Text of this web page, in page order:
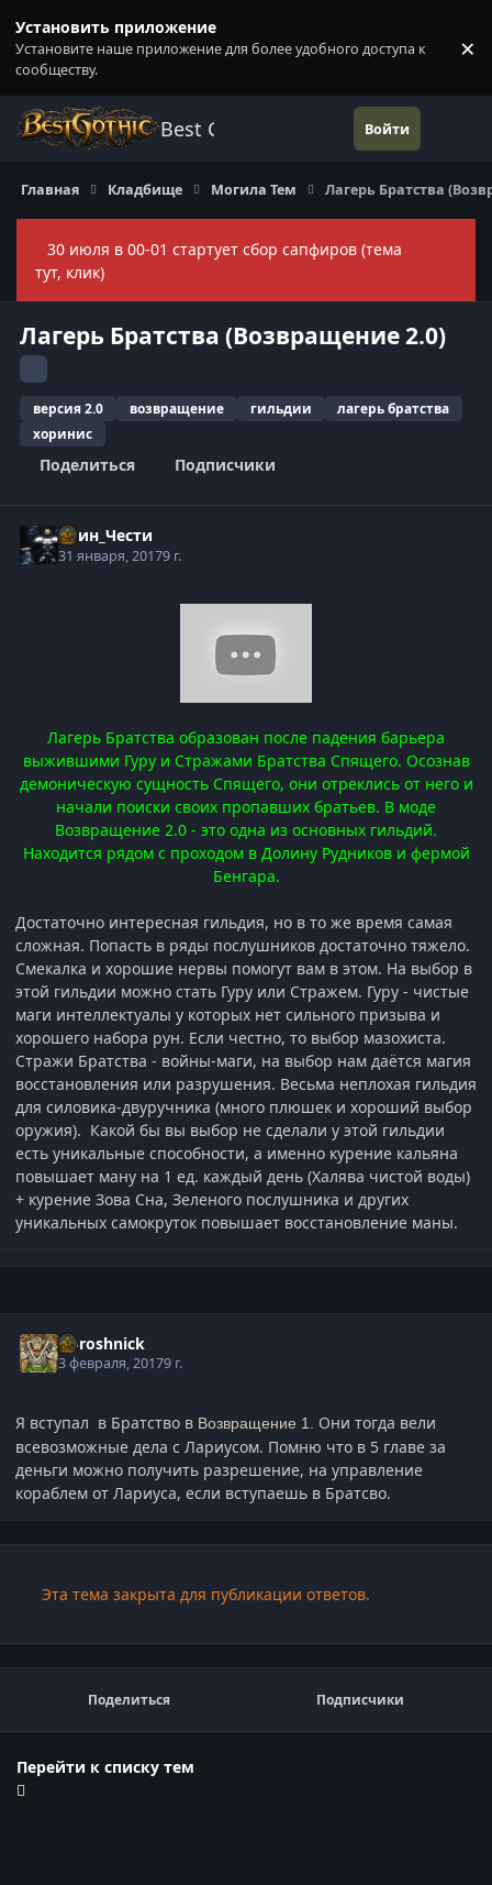
Установить приложение
Установите наше приложение для более удобного доступа к
сообществу.
×
Best Gothic Forums Войти
Главная Кладбище Могила Тем Лагерь Братства
30 июля в 00-01 стартует сбор сапфиров (тема
тут, клик)
Лагерь Братства (Возвращение 2.0)
версия 2.0 возвращение гильдии
лагерь братства
хоринис
Поделиться Подписчики
Воин_Чести
31 января, 20179 г.
Лагерь Братства образован после падения барьера
выжившими Гуру и Стражами Братства Спящего. Осознав
демоническую сущность Спящего, они отреклись от него и
начали поиски своих пропавших братьев. В моде
Возвращение 2.0 - это одна из основных гильдий.
Находится рядом с проходом в Долину Рудников и фермой
Бенгара.
Достаточно интересная гильдия, но в то же время самая
сложная. Попасть в ряды послушников достаточно тяжело.
Смекалка и хорошие нервы помогут вам в этом. На выбор в
этой гильдии можно стать Гуру или Стражем. Гуру - чистые
маги интеллектуалы у которых нет сильного призыва и
хорошего набора рун. Если честно, то выбор мазохиста.
Стражи Братства - войны-маги, на выбор нам даётся магия
восстановления или разрушения. Весьма неплохая гильдия
для силовика-двуручника (много плюшек и хороший выбор
оружия). Какой бы вы выбор не сделали у этой гильдии
есть уникальные способности, а именно курение кальяна
повышает ману на 1 ед. каждый день (Халява чистой воды)
+ курение Зова Сна, Зеленого послушника и других
уникальных самокруток повышает восстановление маны.
Doroshnick
3 февраля, 20179 г.
Я вступал в Братство в Возвращение 1. Они тогда вели
всевозможные дела с Лариусом. Помню что в 5 главе за
деньги можно получить разрешение, на управление
кораблем от Лариуса, если вступаешь в Братсво.
Эта тема закрыта для публикации ответов.
Поделиться Подписчики
Перейти к списку тем